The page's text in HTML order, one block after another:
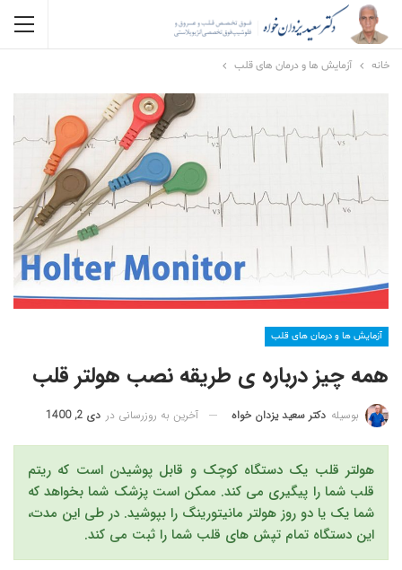
خانه آزمایش ها و درمان های قلب
آزمایش ها و درمان های قلب
همه چیز درباره ی طریقه نصب هولتر قلب
بوسیله دکتر سعید یزدان خواه آخرین به روزرسانی در دی 2, 1400
هولتر قلب یک دستگاه کوچک و قابل پوشیدن است که ریتم
قلب شما را پیگیری می کند. ممکن است پزشک شما بخواهد که
شما یک یا دو روز هولتر مانیتورینگ را بپوشید. در طی این مدت،
این دستگاه تمام تپش های قلب شما را ثبت می کند.